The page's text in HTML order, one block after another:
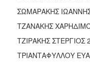
ΣΩΜΑΡΑΚΗΣ
ΤΖΑΝΑΚΗΣ
ΤΖΙΡΑΚΗΣ ΣΤΕΡΓΙΟΣ
ΤΡΙΑΝΤΑΦΥΛΛΟΥ